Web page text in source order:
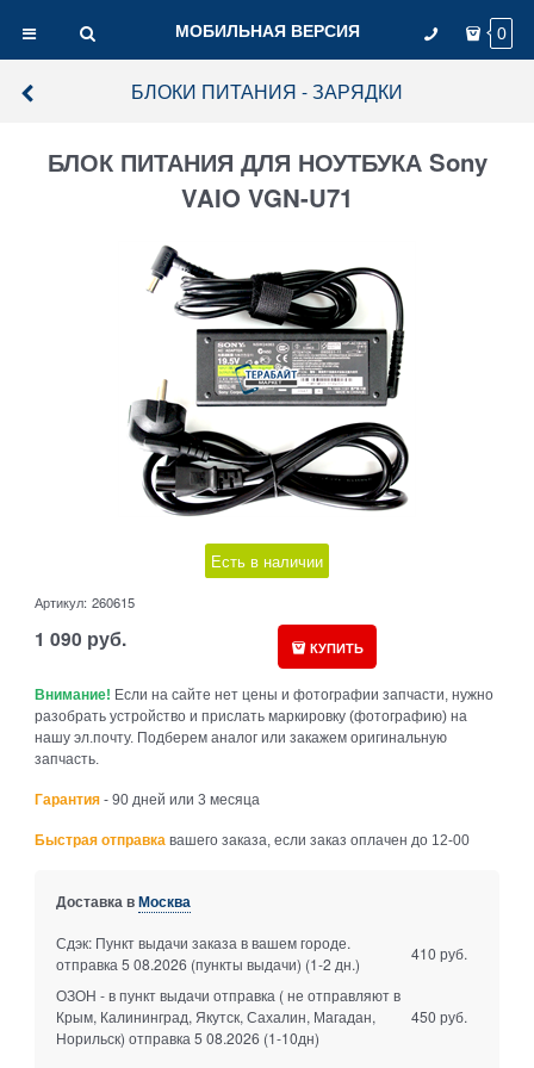
МОБИЛЬНАЯ ВЕРСИЯ 0
БЛОКИ ПИТАНИЯ - ЗАРЯДКИ
БЛОК ПИТАНИЯ ДЛЯ НОУТБУКА Sony
VAIO VGN-U71
Есть в наличии
Артикул: 260615
1 090 руб. КУПИТЬ
Внимание! Если на сайте нет цены и фотографии запчасти, нужно
разобрать устройство и прислать маркировку (фотографию) на
нашу эл.почту. Подберем аналог или закажем оригинальную
запчасть.
Гарантия - 90 дней или 3 месяца
Быстрая отправка вашего заказа, если заказ оплачен до 12-00
Доставка вМосква
Сдэк: Пункт выдачи заказа в вашем городе.
отправка 5 08.2026 (пункты выдачи) (1-2 дн.)
410 руб.
ОЗОН - в пункт выдачи отправка ( не отправляют в
Крым, Калининград, Якутск, Сахалин, Магадан,
Норильск) отправка 5 08.2026 (1-10дн)
450 руб.